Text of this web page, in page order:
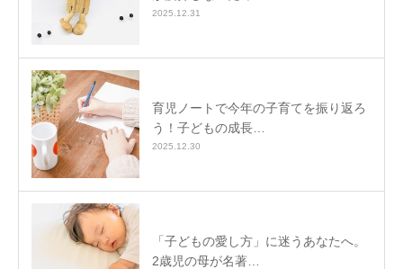
2025.12.31
育児ノートで今年の子育てを振り返ろ
う！子どもの成長…
2025.12.30
「子どもの愛し方」に迷うあなたへ。
2歳児の母が名著…